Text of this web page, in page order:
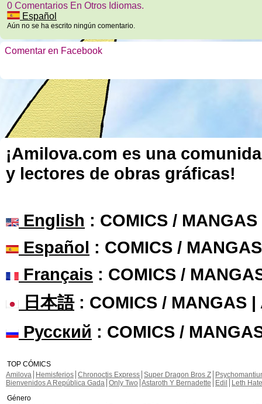
0 Comentarios En Otros Idiomas.
Español
Aún no se ha escrito ningún comentario.
Comentar en Facebook
¡Amilova.com es una
y lectores de obras gráficas!
English : COMICS /
Español : COMICS /
Français : COMICS /
日本語: COMICS / MANGAS |
Русский : COMICS /
TOP CÓMICS
Amilova
Hemisferios Chronoctis Express Super Dragon Bros Z
Bienvenidos A República Gada Only Two Astaroth Y Bernadette Edil
Leth Hate
Género